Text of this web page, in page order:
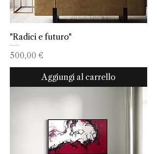
"Radici e futuro"
Prezzo
500,00 €
Aggiungi al carrello